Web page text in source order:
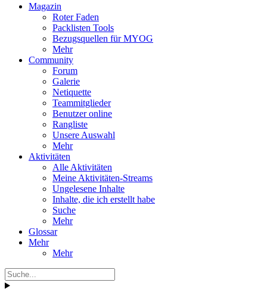
Magazin
Roter Faden
Packlisten Tools
Bezugsquellen für MYOG
Mehr
Community
Forum
Galerie
Netiquette
Teammitglieder
Benutzer online
Rangliste
Unsere Auswahl
Mehr
Aktivitäten
Alle Aktivitäten
Meine Aktivitäten-Streams
Ungelesene Inhalte
Inhalte, die ich erstellt habe
Suche
Mehr
Glossar
Mehr
Mehr